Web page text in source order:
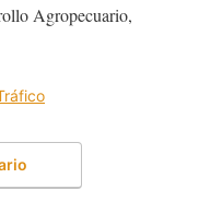
Agropecuario,